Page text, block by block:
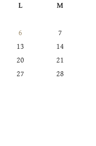
L M
6
7
13
14
20
21
27
28